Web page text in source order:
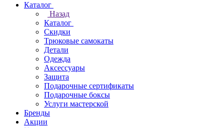
Каталог
Назад
Каталог
Скидки
Трюковые самокаты
Детали
Одежда
Аксессуары
Защита
Подарочные сертификаты
Подарочные боксы
Услуги мастерской
Бренды
Акции